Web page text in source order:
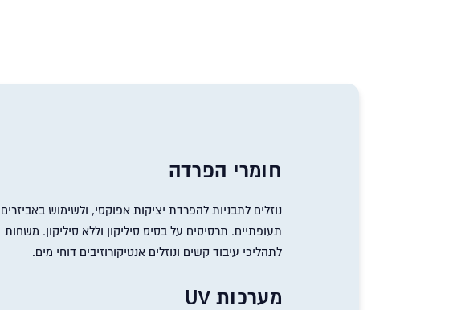
חומרי הפרדה
נוזלים לתבניות להפרדת יציקות אפוקסי, ולשימוש באביזרים
תעופתיים. תרסיסים על בסיס סיליקון וללא סיליקון. משחות
לתהליכי עיבוד קשים ונוזלים אנטיקורוזיבים דוחי מים.
מערכותUV